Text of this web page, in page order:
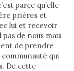
parce qu’elle
prières et
lui et recevoir
de nous mais
de prendre
communauté qui
De cette